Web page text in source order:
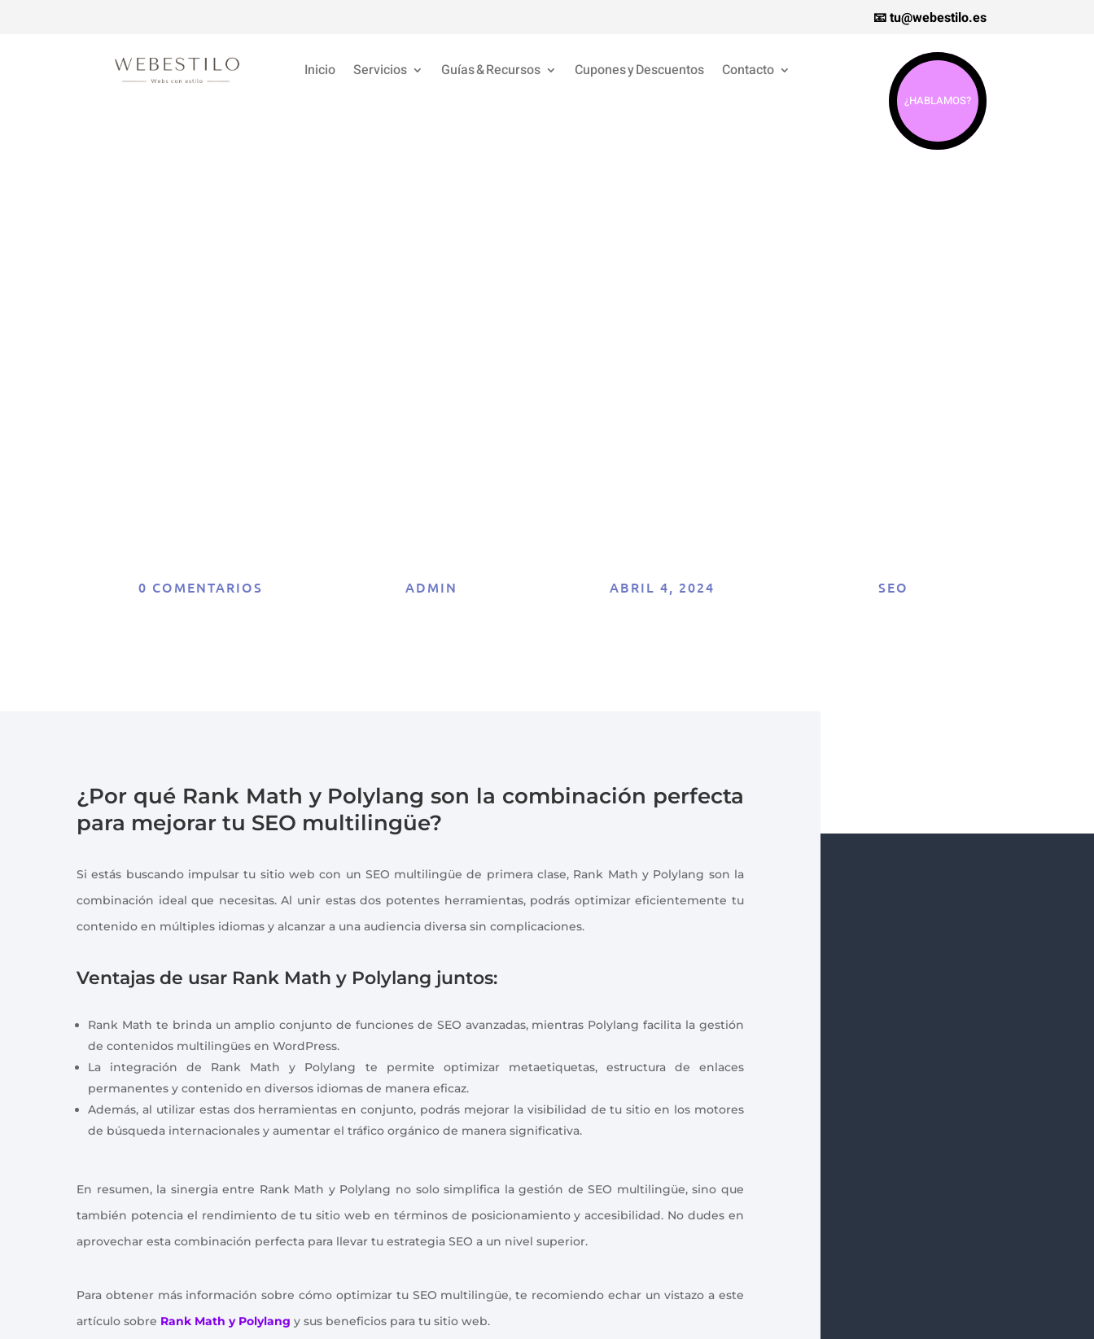
📧 tu@webestilo.es
Inicio Servicios Guías & Recursos Cupones y Descuentos Contacto
¿HABLAMOS?
0 COMENTARIOS ADMIN ABRIL 4, 2024 SEO
¿Por qué Rank Math y Polylang son la combinación perfecta
para mejorar tu SEO multilingüe?
Si estás buscando impulsar tu sitio web con un SEO multilingüe de primera clase, Rank Math y Polylang son la
combinación ideal que necesitas. Al unir estas dos potentes herramientas, podrás optimizar eficientemente tu
contenido en múltiples idiomas y alcanzar a una audiencia diversa sin complicaciones.
Ventajas de usar Rank Math y Polylang juntos:
Rank Math te brinda un amplio conjunto de funciones de SEO avanzadas, mientras Polylang facilita la gestión
de contenidos multilingües en WordPress.
La integración de Rank Math y Polylang te permite optimizar metaetiquetas, estructura de enlaces
permanentes y contenido en diversos idiomas de manera eficaz.
Además, al utilizar estas dos herramientas en conjunto, podrás mejorar la visibilidad de tu sitio en los motores
de búsqueda internacionales y aumentar el tráfico orgánico de manera significativa.
En resumen, la sinergia entre Rank Math y Polylang no solo simplifica la gestión de SEO multilingüe, sino que
también potencia el rendimiento de tu sitio web en términos de posicionamiento y accesibilidad. No dudes en
aprovechar esta combinación perfecta para llevar tu estrategia SEO a un nivel superior.
Para obtener más información sobre cómo optimizar tu SEO multilingüe, te recomiendo echar un vistazo a este
artículo sobre Rank Math y Polylang y sus beneficios para tu sitio web.